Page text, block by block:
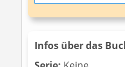
Infos über das